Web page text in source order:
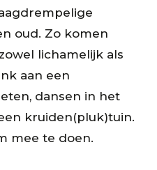
oud. Zo komen
lichamelijk als
aan een
dansen in het
kruiden(pluk)tuin.
mee te doen.